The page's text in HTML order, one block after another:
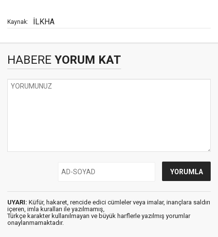
Kaynak: İLKHA
HABERE YORUM KAT
UYARI: Küfür, hakaret, rencide edici cümleler veya imalar, inançlara saldırı
içeren, imla kuralları ile yazılmamış,
Türkçe karakter kullanılmayan ve büyük harflerle yazılmış yorumlar
onaylanmamaktadır.